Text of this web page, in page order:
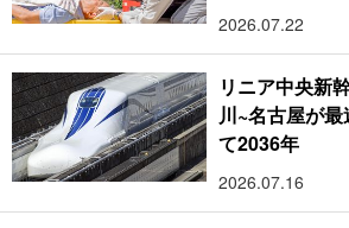
2026.07.22
リニア中央新
川~名古屋が
て2036年
2026.07.16